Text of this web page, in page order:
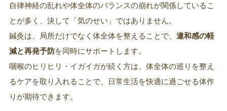
自律神経の乱れや体全体のバランスの崩れが関係しているこ
とが多く、決して「気のせい」ではありません。
鍼灸は、局所だけでなく体全体を整えることで、 違和感の軽
減と再発予防を同時にサポートします。
咽喉のヒリヒリ・イガイガが続く方は、体全体の巡りを整え
るケアを取り入れることで、日常生活を快適に過ごせる体作
りが期待できます。